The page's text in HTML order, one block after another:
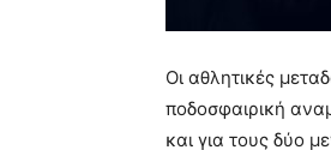
Οι αθλητικές
ποδοσφαιρική
και για τους δύο